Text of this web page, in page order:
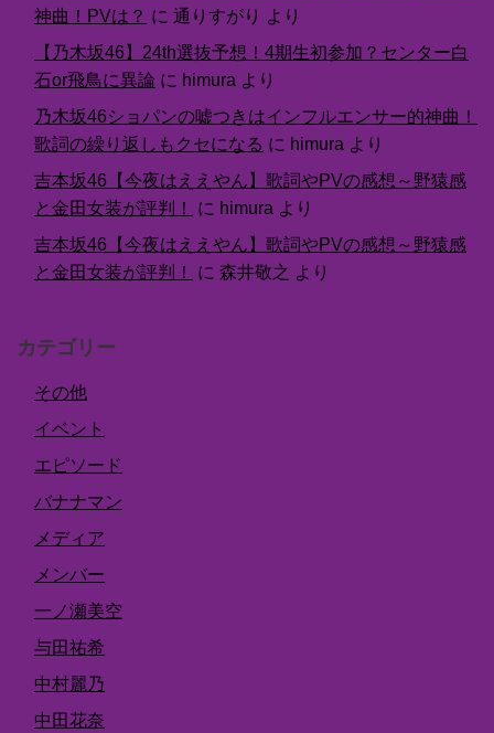
神曲！PVは？ に 通りすがり より
【乃木坂46】24th選抜予想！4期生初参加？センター白
石or飛鳥に異論 に himura より
乃木坂46ショパンの嘘つきはインフルエンサー的神曲！
歌詞の繰り返しもクセになる に himura より
吉本坂46【今夜はええやん】歌詞やPVの感想～野猿感
と金田女装が評判！
に himura より
吉本坂46【今夜はええやん】歌詞やPVの感想～野猿感
と金田女装が評判！
に 森井敬之 より
カテゴリー
その他
イベント
エピソード
バナナマン
メディア
メンバー
一ノ瀬美空
与田祐希
中村麗乃
中田花奈